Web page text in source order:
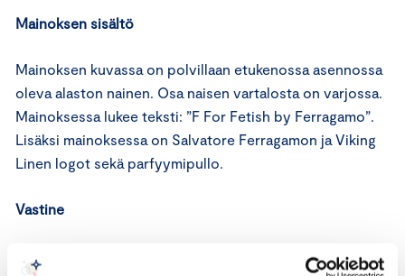
Mainoksen sisältö
Mainoksen kuvassa on polvillaan etukenossa asennossa
oleva alaston nainen. Osa naisen vartalosta on varjossa.
Mainoksessa lukee teksti: ”F For Fetish by Ferragamo”.
Lisäksi mainoksessa on Salvatore Ferragamon ja Viking
Linen logot sekä parfyymipullo.
Vastine
Kyseessä on Salvatore Ferragamon uutuusparfyymin